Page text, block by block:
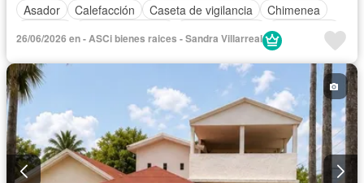
Asador
Calefacción Caseta de vigilancia
Chimenea
Electricidad
Recámara con closet
Seguridad
Terraza
Wifi
Zonas verdes
Parcialmente amueblado
26/06/2026 en - ASCi bienes raices - Sandra Villarreal